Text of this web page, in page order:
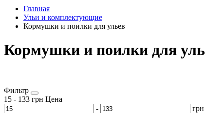
Главная
Ульи и комплектующие
Кормушки и поилки для ульев
Кормушки и поилки для
Фильтр
15 - 133 грн Цена
-
грн